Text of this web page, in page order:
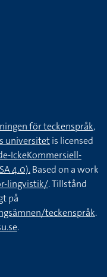
för teckenspråk,
universitetis licensed
IckeKommersiell-
4.0).Based on a work
lingvistik/. Tillstånd
på
teckenspråk.
.